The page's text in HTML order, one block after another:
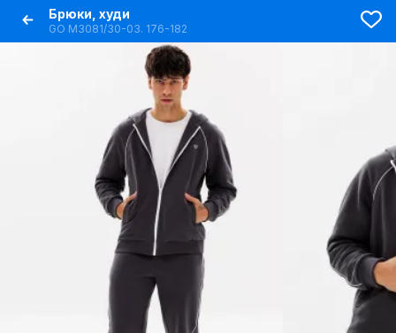
Брюки, худи
GO M3081/30-03. 176-182